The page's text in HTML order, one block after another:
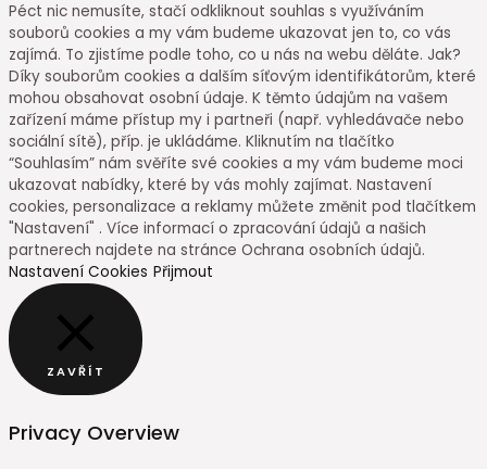
Péct nic nemusíte, stačí odkliknout souhlas s využíváním
souborů cookies a my vám budeme ukazovat jen to, co vás
zajímá. To zjistíme podle toho, co u nás na webu děláte. Jak?
Díky souborům cookies a dalším síťovým identifikátorům, které
mohou obsahovat osobní údaje. K těmto údajům na vašem
zařízení máme přístup my i partneři (např. vyhledávače nebo
sociální sítě), příp. je ukládáme. Kliknutím na tlačítko
“Souhlasím” nám svěříte své cookies a my vám budeme moci
ukazovat nabídky, které by vás mohly zajímat. Nastavení
cookies, personalizace a reklamy můžete změnit pod tlačítkem
"Nastavení" . Více informací o zpracování údajů a našich
partnerech najdete na stránce Ochrana osobních údajů.
Nastavení Cookies Přijmout
ZAVŘÍT
Privacy Overview